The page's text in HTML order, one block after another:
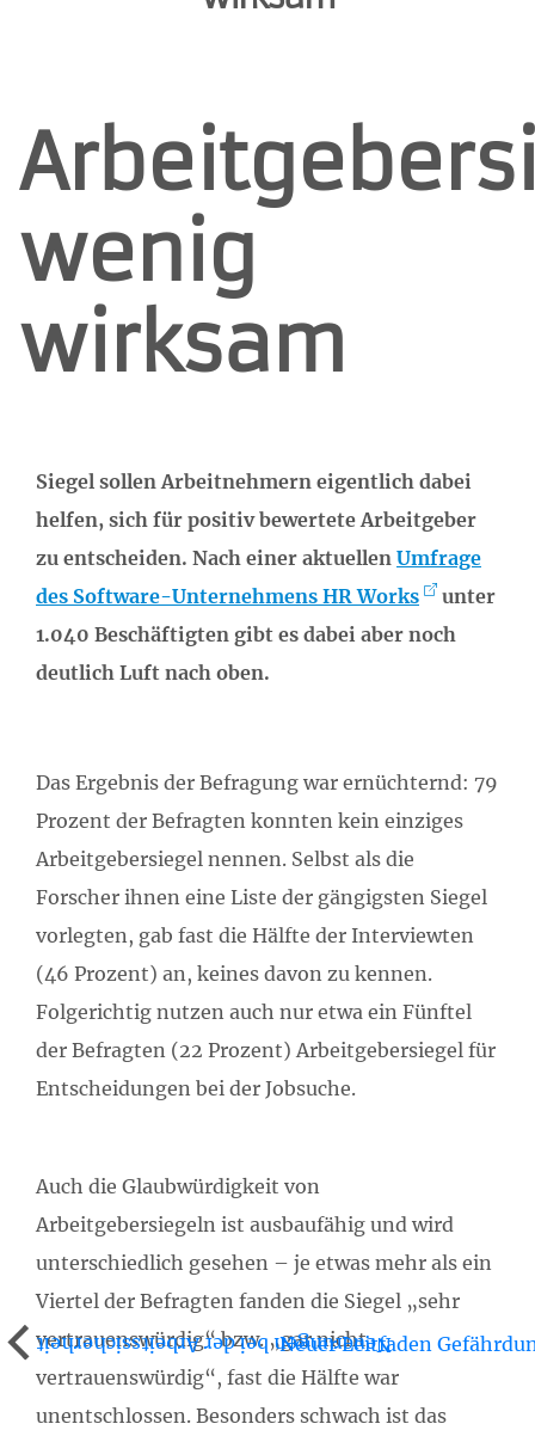
wenig
wirksam
Siegel sollen Arbeitnehmern eigentlich dabei
helfen, sich für positiv bewertete Arbeitgeber
zu entscheiden. Nach einer aktuellen Umfrage
des Software-Unternehmens HR Works
unter
1.040 Beschäftigten gibt es dabei aber noch
deutlich Luft nach oben.
Das Ergebnis der Befragung war ernüchternd: 79
Prozent der Befragten konnten kein einziges
Arbeitgebersiegel nennen. Selbst als die
Forscher ihnen eine Liste der gängigsten Siegel
vorlegten, gab fast die Hälfte der Interviewten
(46 Prozent) an, keines davon zu kennen.
Folgerichtig nutzen auch nur etwa ein Fünftel
der Befragten (22 Prozent) Arbeitgebersiegel für
Entscheidungen bei der Jobsuche.
Auch die Glaubwürdigkeit von
Arbeitgebersiegeln ist ausbaufähig und wird
unterschiedlich gesehen – je etwas mehr als ein
Viertel der Befragten fanden die Siegel „sehr
vertrauenswürdig“ bzw. „gar nicht
vertrauenswürdig“, fast die Hälfte war
unentschlossen. Besonders schwach ist das
Neuerungen bei der Arbeitssicherheit
Neuer Leitfaden